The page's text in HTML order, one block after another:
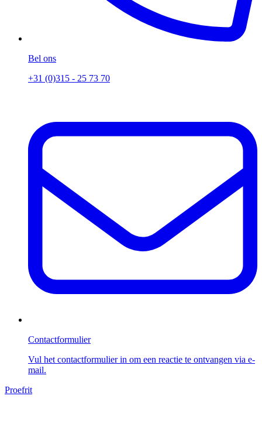
Bel ons
+31 (0)315 - 25 73 70
Contactformulier
Vul het contactformulier in om een reactie te ontvangen via e-
mail.
Proefrit